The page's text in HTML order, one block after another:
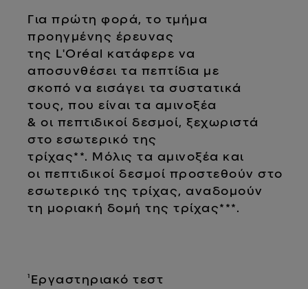
Για πρώτη φορά, το τμήμα
προηγμένης έρευνας
της L'Oréal κατάφερε να
αποσυνθέσει τα πεπτίδια με
σκοπό να εισάγει τα συστατικά
τους, που είναι τα αμινοξέα
& οι πεπτιδικοί δεσμοί, ξεχωριστά
στο εσωτερικό της
τρίχας**. Μόλις τα αμινοξέα και
οι πεπτιδικοί δεσμοί προστεθούν στο
εσωτερικό της τρίχας, αναδομούν
τη μοριακή δομή της τρίχας***.
¹Εργαστηριακό τεστ